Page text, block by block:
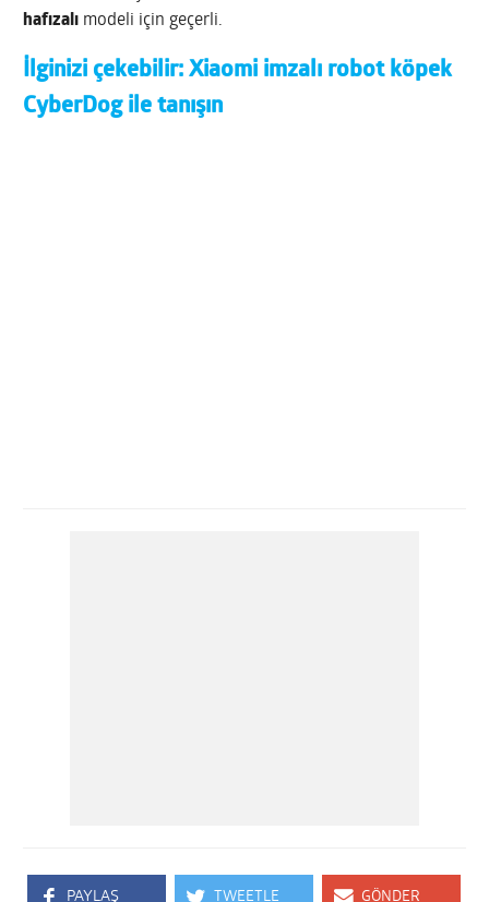
hafızalı modeli için geçerli.
İlginizi çekebilir:Xiaomi imzalı robot köpek
CyberDog ile tanışın
PAYLAŞ TWEETLE GÖNDER